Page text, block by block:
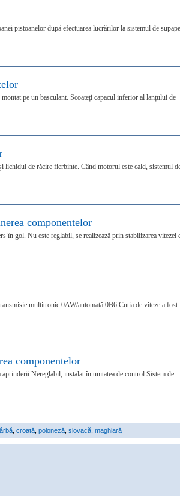
pistoanelor după efectuarea lucrărilor la sistemul de
pe un basculant. Scoateți capacul inferior al lanțului de
lichidul de răcire fierbinte. Când motorul este cald, sistemul
componentelor
gol. Nu este reglabil, se realizează prin stabilizarea vitezei
multitronic 0AW/automată 0B6 Cutia de viteze a fost
componentelor
Nereglabil, instalat în unitatea de control Sistem de
croată poloneză slovacă maghiară